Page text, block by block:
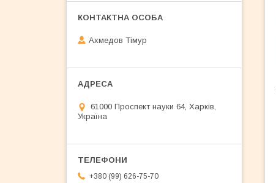
Ахмедов Тімур
61000 Проспект науки 64, Харків,
Україна
+380 (99) 626-75-70